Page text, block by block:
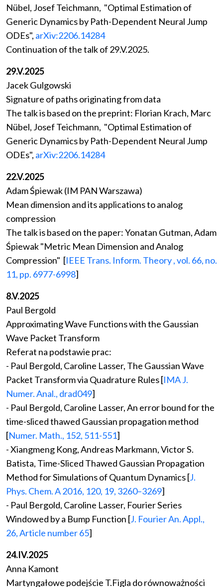
Nübel, Josef Teichmann, "Optimal Estimation of
Generic Dynamics by Path-Dependent Neural Jump
ODEs", arXiv:2206.14284
Continuation of the talk of 29.V.2025.
29.V.2025
Jacek Gulgowski
Signature of paths originating from data
The talk is based on the preprint: Florian Krach, Marc
Nübel, Josef Teichmann, "Optimal Estimation of
Generic Dynamics by Path-Dependent Neural Jump
ODEs", arXiv:2206.14284
22.V.2025
Adam Śpiewak (IM PAN Warszawa)
Mean dimension and its applications to analog
compression
The talk is based on the paper: Yonatan Gutman, Adam
Śpiewak "Metric Mean Dimension and Analog
Compression" [IEEE Trans. Inform. Theory , vol. 66, no.
11, pp. 6977-6998]
8.V.2025
Paul Bergold
Approximating Wave Functions with the Gaussian
Wave Packet Transform
Referat na podstawie prac:
- Paul Bergold, Caroline Lasser, The Gaussian Wave
Packet Transform via Quadrature Rules [IMA J.
Numer. Anal., drad049]
- Paul Bergold, Caroline Lasser, An error bound for the
time-sliced thawed Gaussian propagation method
[Numer. Math., 152, 511-551]
- Xiangmeng Kong, Andreas Markmann, Victor S.
Batista, Time-Sliced Thawed Gaussian Propagation
Method for Simulations of Quantum Dynamics [J.
Phys. Chem. A 2016, 120, 19, 3260–3269]
- Paul Bergold, Caroline Lasser, Fourier Series
Windowed by a Bump Function [J. Fourier An. Appl.,
26, Article number 65]
24.IV.2025
Anna Kamont
Martyngałowe podejście T.Figla do równoważności